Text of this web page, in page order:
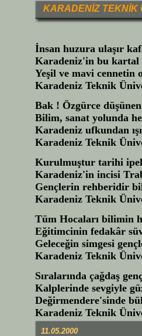
KARADENİZ TEKNİK
İnsan huzura ulaşır
Karadeniz'in bu kartal
Yeşil ve mavi cennetin
Karadeniz Teknik
Bak ! Özgürce
Bilim, sanat yolunda
Karadeniz ufkundan
Karadeniz Teknik
Kurulmuştur tarihi
Karadeniz'in incisi
Gençlerin rehberidir
Karadeniz Teknik
Tüm Hocaları bilimin
Eğitimcinin fedakâr
Geleceğin simgesi
Karadeniz Teknik
Sıralarında çağdaş
Kalplerinde sevgiyle
Değirmendere'sinde
Karadeniz Teknik
11.05.2000